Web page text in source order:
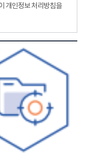
개인정보 처리방침을